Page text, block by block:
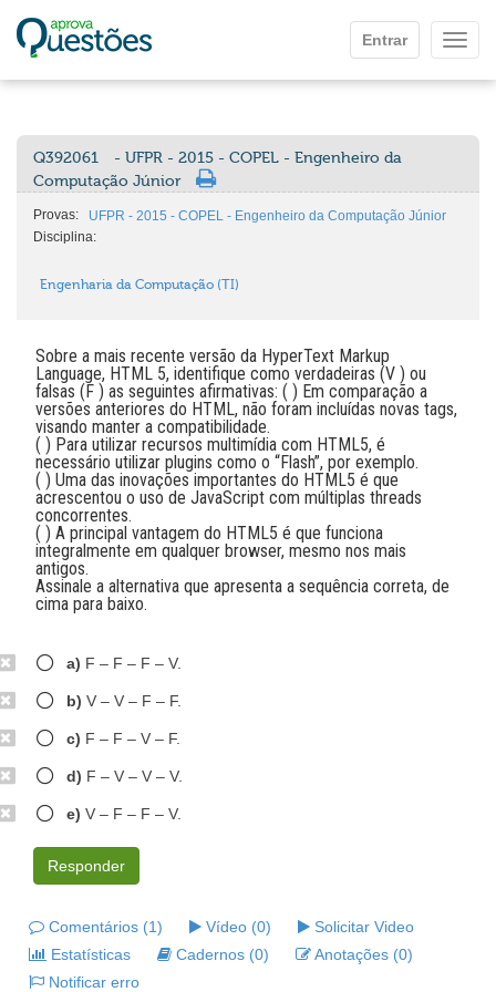
Entrar
Q392061
- UFPR - 2015 - COPEL - Engenheiro da
Computação Júnior
Provas:
UFPR - 2015 - COPEL - Engenheiro da Computação Júnior
Disciplina:
Engenharia da Computação (TI)
Sobre a mais recente versão da HyperText Markup
Language, HTML 5, identifique como verdadeiras (V ) ou
falsas (F ) as seguintes afirmativas: ( ) Em comparação a
versões anteriores do HTML, não foram incluídas novas tags,
visando manter a compatibilidade.
( ) Para utilizar recursos multimídia com HTML5, é
necessário utilizar plugins como o “Flash”, por exemplo.
( ) Uma das inovações importantes do HTML5 é que
acrescentou o uso de JavaScript com múltiplas threads
concorrentes.
( ) A principal vantagem do HTML5 é que funciona
integralmente em qualquer browser, mesmo nos mais
antigos.
Assinale a alternativa que apresenta a sequência correta, de
cima para baixo.
a) F – F – F – V.
b) V – V – F – F.
c) F – F – V – F.
d) F – V – V – V.
e) V – F – F – V.
Responder
Comentários (1) Vídeo (0)
Solicitar Video
Estatísticas
Cadernos (0)
Anotações (0)
Notificar erro